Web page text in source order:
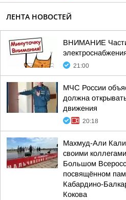
ЛЕНТА НОВОСТЕЙ
ВНИМАНИЕ
21:00
МЧС России
должна
движения
20:18
Махмуд-Али
своими
Большом
посвящённом
Кабардино-
Кокова